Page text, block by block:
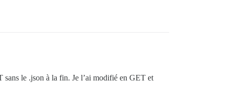
le .json à la fin. Je l’ai modifié en GET et